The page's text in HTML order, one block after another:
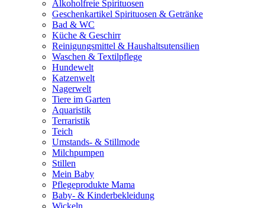
Alkoholfreie Spirituosen
Geschenkartikel Spirituosen & Getränke
Bad & WC
Küche & Geschirr
Reinigungsmittel & Haushaltsutensilien
Waschen & Textilpflege
Hundewelt
Katzenwelt
Nagerwelt
Tiere im Garten
Aquaristik
Terraristik
Teich
Umstands- & Stillmode
Milchpumpen
Stillen
Mein Baby
Pflegeprodukte Mama
Baby- & Kinderbekleidung
Wickeln